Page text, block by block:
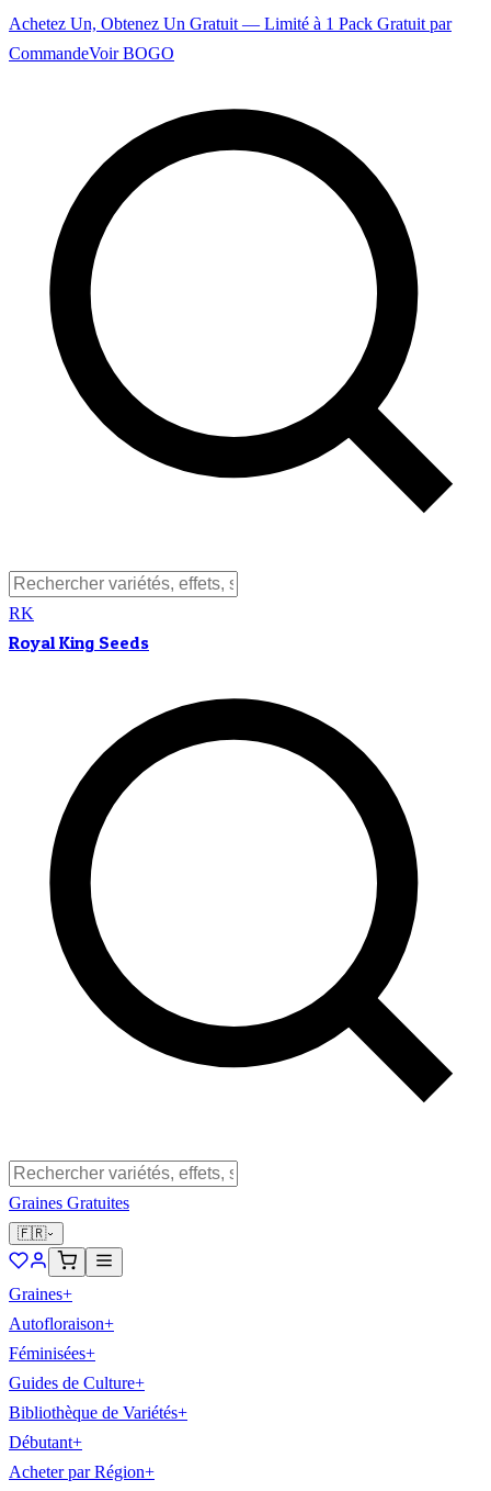
Achetez Un, Obtenez Un Gratuit — Limité à 1 Pack Gratuit par
CommandeVoir BOGO
RK
Royal King Seeds
Graines Gratuites
🇫🇷
Graines+
Autofloraison+
Féminisées+
Guides de Culture+
Bibliothèque de Variétés+
Débutant+
Acheter par Région+